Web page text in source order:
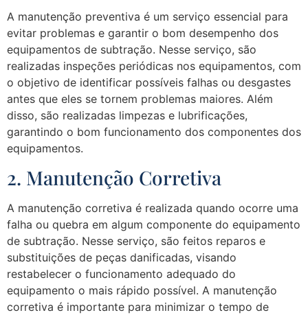
A manutenção preventiva é um serviço essencial para
evitar problemas e garantir o bom desempenho dos
equipamentos de subtração. Nesse serviço, são
realizadas inspeções periódicas nos equipamentos, com
o objetivo de identificar possíveis falhas ou desgastes
antes que eles se tornem problemas maiores. Além
disso, são realizadas limpezas e lubrificações,
garantindo o bom funcionamento dos componentes dos
equipamentos.
2. Manutenção Corretiva
A manutenção corretiva é realizada quando ocorre uma
falha ou quebra em algum componente do equipamento
de subtração. Nesse serviço, são feitos reparos e
substituições de peças danificadas, visando
restabelecer o funcionamento adequado do
equipamento o mais rápido possível. A manutenção
corretiva é importante para minimizar o tempo de